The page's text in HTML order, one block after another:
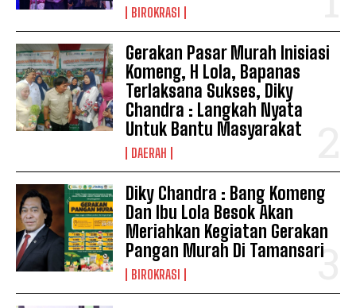
BIROKRASI
Gerakan Pasar Murah Inisiasi
Komeng, H Lola, Bapanas
Terlaksana Sukses, Diky
Chandra : Langkah Nyata
Untuk Bantu Masyarakat
DAERAH
Diky Chandra : Bang Komeng
Dan Ibu Lola Besok Akan
Meriahkan Kegiatan Gerakan
Pangan Murah Di Tamansari
BIROKRASI